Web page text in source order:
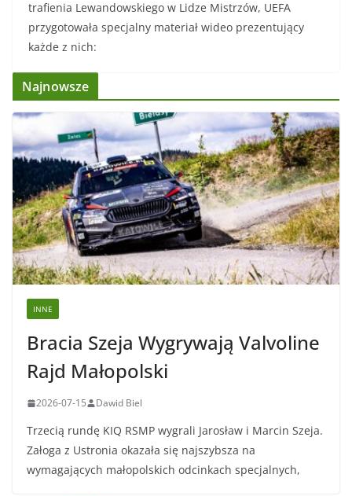
trafienia Lewandowskiego w Lidze Mistrzów, UEFA
przygotowała specjalny materiał wideo prezentujący
każde z nich:
Najnowsze
INNE
Bracia Szeja Wygrywają Valvoline
Rajd Małopolski
2026-07-15 Dawid Biel
Trzecią rundę KIQ RSMP wygrali Jarosław i Marcin Szeja.
Załoga z Ustronia okazała się najszybsza na
wymagających małopolskich odcinkach specjalnych,